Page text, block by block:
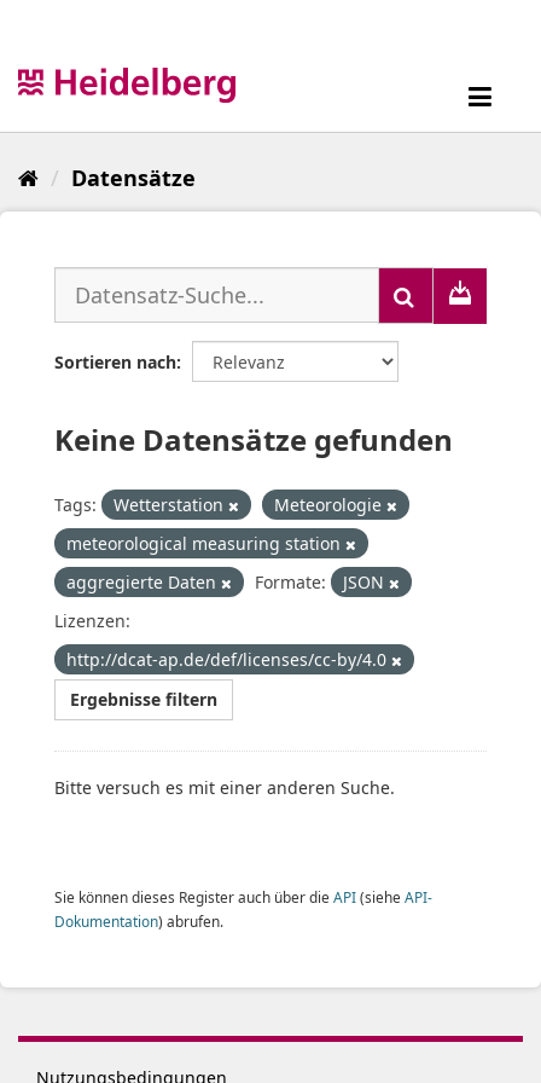
Datensätze
Sortieren nach
Keine Datensätze gefunden
Tags: Wetterstation
Meteorologie
meteorological measuring station
aggregierte Daten
Formate:
JSON
Lizenzen:
http://dcat-ap.de/def/licenses/cc-by/4.0
Ergebnisse filtern
Bitte versuch es mit einer anderen Suche.
Sie können dieses Register auch über die API(siehe API-
Dokumentation) abrufen.
Nutzungsbedingungen